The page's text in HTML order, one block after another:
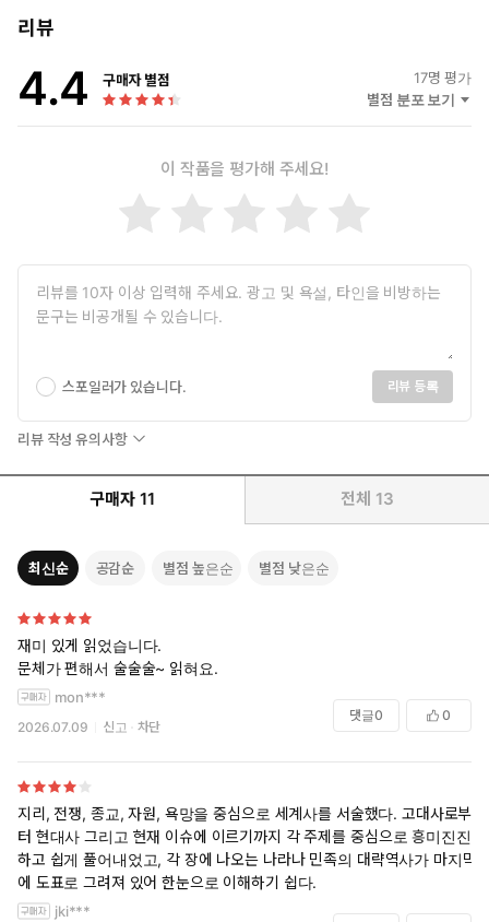
등을 풍부하게 사용하여 재미를 잃지 않으려 한다.
란 과거에 존재한 사건이 아닌, 지금 이 순간에도 살아 숨 쉬는 지식
이라는 걸 알 수 있길 바란다.
리뷰
4.4 구매자 별점 17명 평가
별점 분포 보기
이 작품을 평가해 주세요!
스포일러가 있습니다. 리뷰 등록
리뷰 작성 유의사항
구매자 11 전체 13
최신순 공감순 별점 높은순 별점 낮은순
재미 있게 읽었습니다.
문체가 편해서 술술술~ 읽혀요.
mon***
2026.07.09 신고 차단
댓글0 0
지리, 전쟁, 종교, 자원, 욕망을 중심으로 세계사를 서술했다. 고대사로부
터 현대사 그리고 현재 이슈에 이르기까지 각 주제를 중심으로 흥미진진
하고 쉽게 풀어내었고, 각 장에 나오는 나라나 민족의 대략역사가 마지막
에 도표로 그려져 있어 한눈으로 이해하기 쉽다.
jki***